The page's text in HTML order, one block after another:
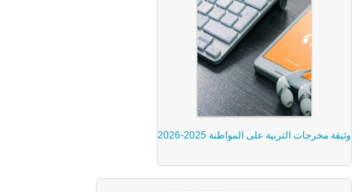
وثيقة مخرجات التربية على المواطنة 2025-2026